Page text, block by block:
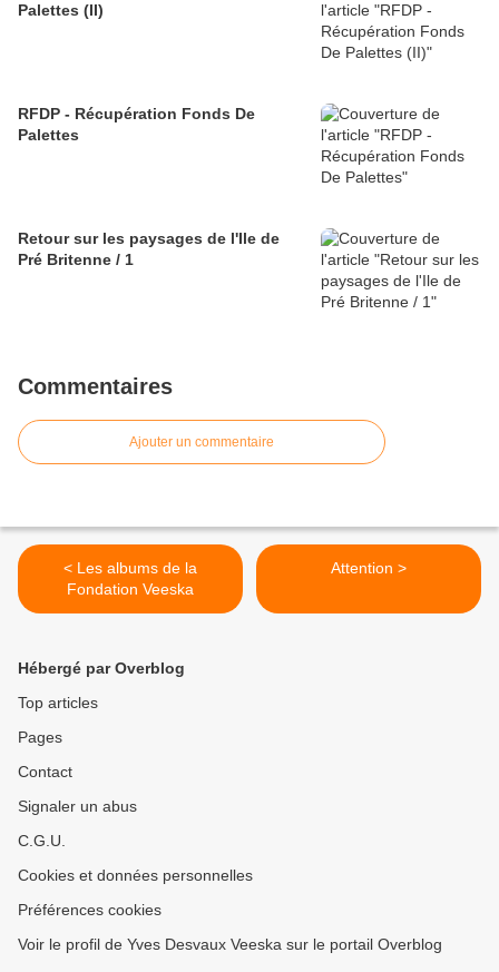
Palettes (II)
RFDP - Récupération Fonds De
Palettes
Retour sur les paysages de l'Ile de
Pré Britenne / 1
Commentaires
Ajouter un commentaire
< Les albums de la
Fondation Veeska
Attention >
Hébergé par Overblog
Top articles
Pages
Contact
Signaler un abus
C.G.U.
Cookies et données personnelles
Préférences cookies
Voir le profil de Yves Desvaux Veeska sur le portail Overblog